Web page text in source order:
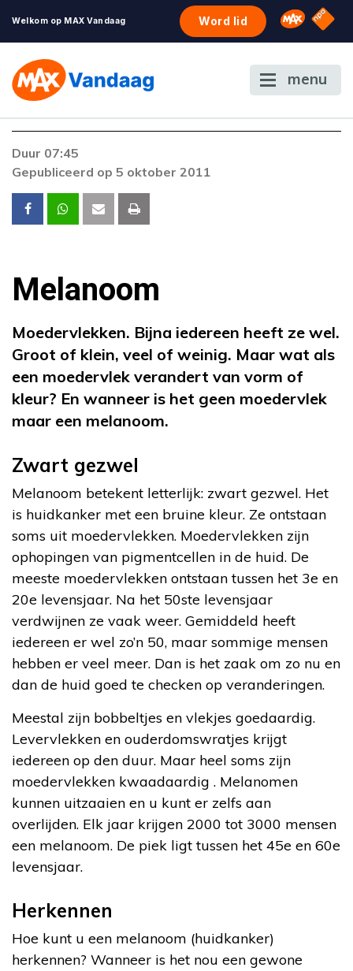
Welkom op MAX Vandaag Word lid Omroep
NPO
menu
Er is een fout opgetreden bij het afspelen van
Duur 07:45
Gepubliceerd op 5 oktober 2011
Melanoom
Moedervlekken. Bijna iedereen heeft ze wel.
Groot of klein, veel of weinig. Maar wat als
een moedervlek verandert van vorm of
kleur? En wanneer is het geen moedervlek
maar een melanoom.
Zwart gezwel
Melanoom betekent letterlijk: zwart gezwel. Het
is huidkanker met een bruine kleur. Ze ontstaan
soms uit moedervlekken. Moedervlekken zijn
ophopingen van pigmentcellen in de huid. De
meeste moedervlekken ontstaan tussen het 3e en
20e levensjaar. Na het 50ste levensjaar
verdwijnen ze vaak weer. Gemiddeld heeft
iedereen er wel zo’n 50, maar sommige mensen
hebben er veel meer. Dan is het zaak om zo nu en
dan de huid goed te checken op veranderingen.
Meestal zijn bobbeltjes en vlekjes goedaardig.
Levervlekken en ouderdomswratjes krijgt
iedereen op den duur. Maar heel soms zijn
moedervlekken kwaadaardig . Melanomen
kunnen uitzaaien en u kunt er zelfs aan
overlijden. Elk jaar krijgen 2000 tot 3000 mensen
een melanoom. De piek ligt tussen het 45e en 60e
levensjaar.
Herkennen
Hoe kunt u een melanoom (huidkanker)
herkennen? Wanneer is het nou een gewone